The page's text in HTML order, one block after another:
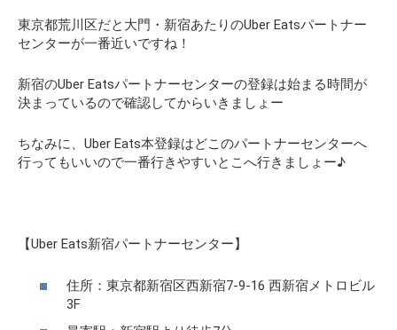
東京都荒川区だと大門・新宿あたりのUber Eatsパートナー
センターが一番近いですね！
新宿のUber Eatsパートナーセンターの登録は始まる時間が
決まっているので確認してからいきましょー
ちなみに、Uber Eats本登録はどこのパートナーセンターへ
行ってもいいので一番行きやすいとこへ行きましょー♪
【Uber Eats新宿パートナーセンター】
住所：東京都新宿区西新宿7-9-16 西新宿メトロビル
3F